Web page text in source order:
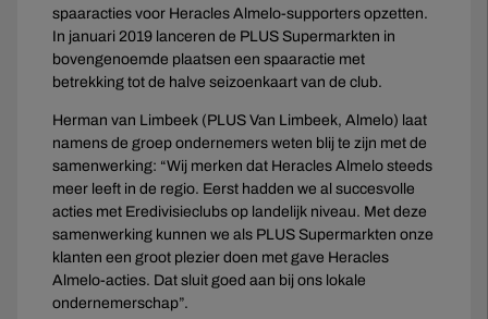
spaaracties voor Heracles Almelo-supporters opzetten.
In januari 2019 lanceren de PLUS Supermarkten in
bovengenoemde plaatsen een spaaractie met
betrekking tot de halve seizoenkaart van de club.
Herman van Limbeek (PLUS Van Limbeek, Almelo) laat
namens de groep ondernemers weten blij te zijn met de
samenwerking: “Wij merken dat Heracles Almelo steeds
meer leeft in de regio. Eerst hadden we al succesvolle
acties met Eredivisieclubs op landelijk niveau. Met deze
samenwerking kunnen we als PLUS Supermarkten onze
klanten een groot plezier doen met gave Heracles
Almelo-acties. Dat sluit goed aan bij ons lokale
ondernemerschap”.